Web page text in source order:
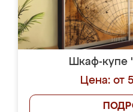
Шкаф-купе
Цена: от